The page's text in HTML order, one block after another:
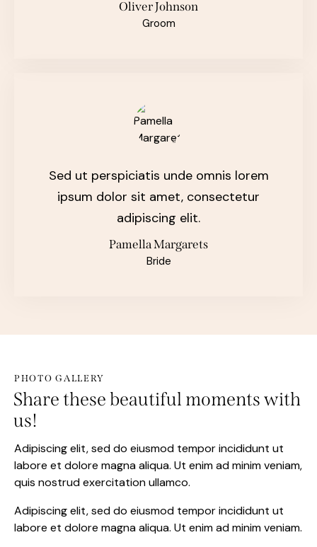
Oliver Johnson
Groom
Sed ut perspiciatis unde omnis lorem
ipsum dolor sit amet, consectetur
adipiscing elit.
Pamella Margarets
Bride
PHOTO GALLERY
Share these beautiful moments with
us!
Adipiscing elit, sed do eiusmod tempor incididunt ut
labore et dolore magna aliqua. Ut enim ad minim veniam,
quis nostrud exercitation ullamco.
Adipiscing elit, sed do eiusmod tempor incididunt ut
labore et dolore magna aliqua. Ut enim ad minim veniam.